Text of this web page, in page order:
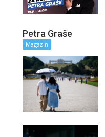
Petra Graše
Magazin